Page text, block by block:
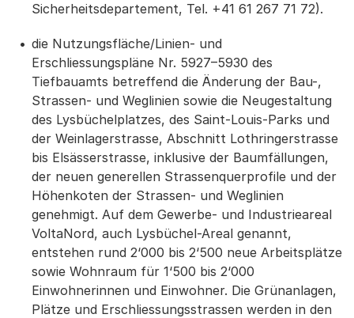
Sicherheitsdepartement, Tel. +41 61 267 71 72).
die Nutzungsfläche/Linien- und
Erschliessungspläne Nr. 5927–5930 des
Tiefbauamts betreffend die Änderung der Bau-,
Strassen- und Weglinien sowie die Neugestaltung
des Lysbüchelplatzes, des Saint-Louis-Parks und
der Weinlagerstrasse, Abschnitt Lothringerstrasse
bis Elsässerstrasse, inklusive der Baumfällungen,
der neuen generellen Strassenquerprofile und der
Höhenkoten der Strassen- und Weglinien
genehmigt. Auf dem Gewerbe- und Industrieareal
VoltaNord, auch Lysbüchel-Areal genannt,
entstehen rund 2‘000 bis 2‘500 neue Arbeitsplätze
sowie Wohnraum für 1‘500 bis 2‘000
Einwohnerinnen und Einwohner. Die Grünanlagen,
Plätze und Erschliessungsstrassen werden in den